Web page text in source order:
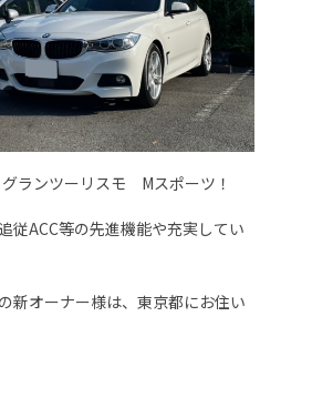
ンツーリスモ Mスポーツ！
従ACC等の先進機能や充実してい
新オーナー様は、東京都にお住い